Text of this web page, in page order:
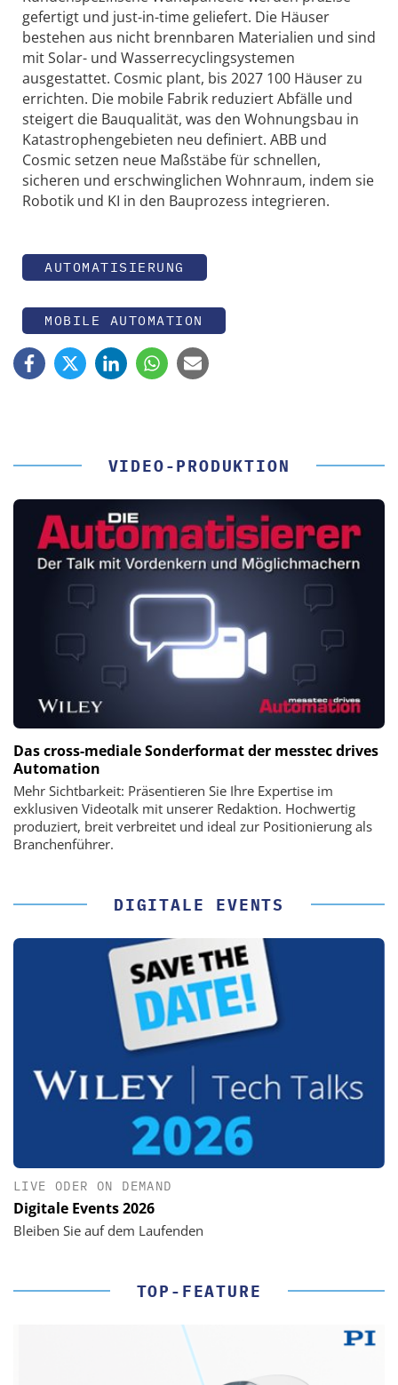
gefertigt und just-in-time geliefert. Die Häuser
bestehen aus nicht brennbaren Materialien und sind
mit Solar- und Wasserrecyclingsystemen
ausgestattet. Cosmic plant, bis 2027 100 Häuser zu
errichten. Die mobile Fabrik reduziert Abfälle und
steigert die Bauqualität, was den Wohnungsbau in
Katastrophengebieten neu definiert. ABB und
Cosmic setzen neue Maßstäbe für schnellen,
sicheren und erschwinglichen Wohnraum, indem sie
Robotik und KI in den Bauprozess integrieren.
AUTOMATISIERUNG
MOBILE AUTOMATION
VIDEO-PRODUKTION
Das cross-mediale Sonderformat der messtec drives
Automation
Mehr Sichtbarkeit: Präsentieren Sie Ihre Expertise im
exklusiven Videotalk mit unserer Redaktion. Hochwertig
produziert, breit verbreitet und ideal zur Positionierung als
Branchenführer.
DIGITALE EVENTS
LIVE ODER ON DEMAND
Digitale Events 2026
Bleiben Sie auf dem Laufenden
TOP-FEATURE